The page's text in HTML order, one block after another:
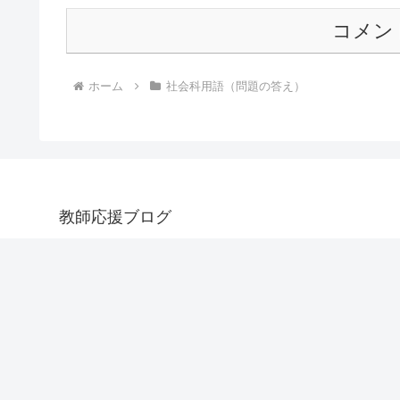
コメン
ホーム 社会科用語（問題の答え）
教師応援ブログ